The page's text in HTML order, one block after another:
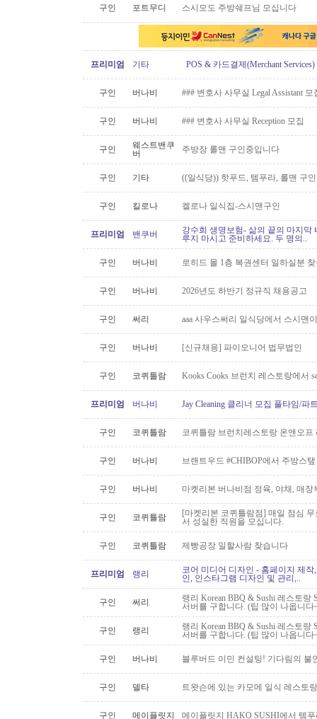
구인 포트무디 스시모도 주방쉐프님 모십니다
프리미엄 기타 POS & 카드결제(Merchant
구인 버나비 ### 변호사 사무실 Legal Assistant 모
구인 버나비 ### 변호사 사무실 Reception 모집
구인
웨스트밴쿠
버
주방장 롤맨 구인중입니다
구인 기타 ((일식당)) 핫푸드, 템푸라, 롤맨 구
구인 킬로나 켈로나 일식집-스시맨구인
프리미엄 밴쿠버
강수희 생명보험- 삶의 끝의 마지막
루지 마시고 준비하세요. 두 명의..
구인 버나비 로히드 몰 1층 복권센터 일하실분
구인 버나비 2026년도 하반기 정규직 채용공고
구인 써리 aaa 사우스써리 일식당에서 스시맨
구인 버나비 [신규채용] 파이오니어 법무법인
구인 코퀴틀람 Kooks Cooks 브런치 레스토랑에서
프리미엄 버나비 Jay Cleaning 클리너 모집 풀타임/파
구인 코퀴틀람 코퀴틀람 브런치레스토랑 온앤오
구인 버나비 브랜트우드 #CHIBOP에서 주방스
구인 버나비 마켓리본 버나비점 정육, 야채, 매
구인 코퀴틀람
[마켓리본 코퀴틀람점] 매일 점심
서 성실한 직원을 모십니다.
구인 코퀴틀람 제빵공장 일할사람 찾습니다
프리미엄 랭리
코어 미디어 디자인 - 홈페이지 제
인, 인스타그램 디자인 및 관리,..
구인 써리
랭리 Korean BBQ & Sushi 레스토
서버를 구합니다. (팁 많이 나옵니다
구인 랭리
랭리 Korean BBQ & Sushi 레스토
서버를 구합니다. (팁 많이 나옵니다
구인 버나비 블루버드 이민 컨설팅! 기다림의 불
구인 델타 트왓슨에 있는 카모메 일식 레스토
구인 메이플릿지 메이플릿지 HAKO SUSHI에서 템